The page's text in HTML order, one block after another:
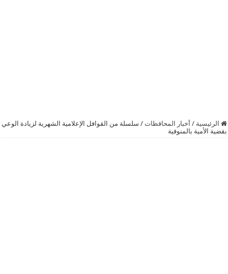
الرئيسية / أخبار المحافظات / سلسلة من القوافل الإعلامية الشهرية لزيادة الوعي
بقضية الأمية بالمنوفية